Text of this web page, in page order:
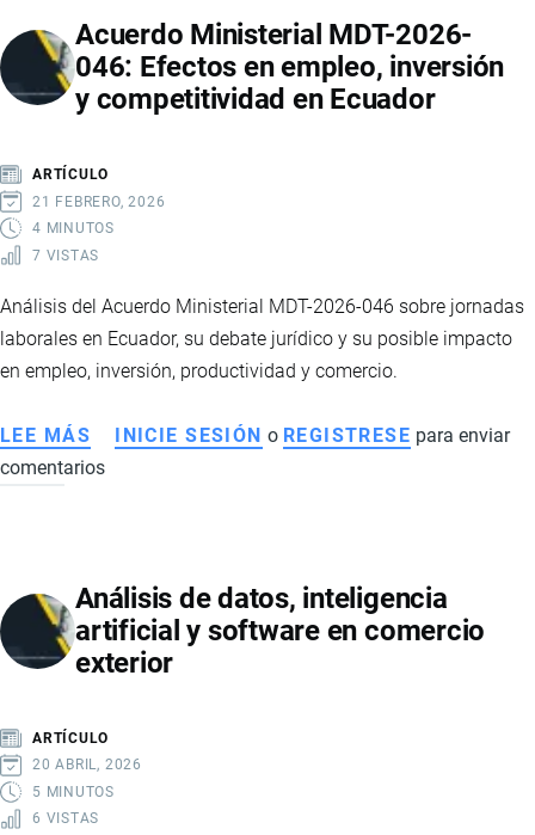
PARA
LA
COMPETITIVIDAD
Acuerdo Ministerial MDT-2026-
046: Efectos en empleo, inversión
y competitividad en Ecuador
ARTÍCULO
21 FEBRERO, 2026
4 MINUTOS
7 VISTAS
Análisis del Acuerdo Ministerial MDT-2026-046 sobre jornadas
laborales en Ecuador, su debate jurídico y su posible impacto
en empleo, inversión, productividad y comercio.
LEE MÁS SOBRE
ACUERDO
046:
EFECTOS
EN
COMPETITIVIDAD
EN
INICIE SESIÓN o REGISTRESE para enviar
comentarios
Análisis de datos, inteligencia
artificial y software en comercio
exterior
ARTÍCULO
20 ABRIL, 2026
5 MINUTOS
6 VISTAS